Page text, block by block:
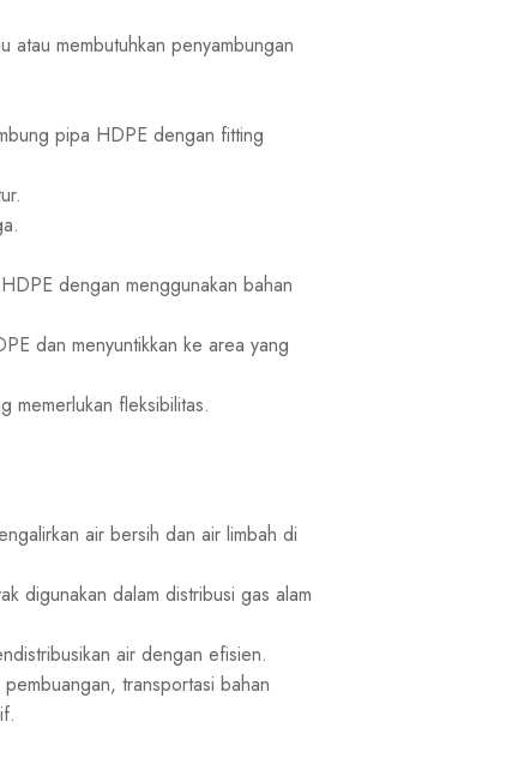
atau membutuhkan penyambungan
pipa HDPE dengan fitting
dengan menggunakan bahan
dan menyuntikkan ke area yang
memerlukan fleksibilitas.
air bersih dan air limbah di
digunakan dalam distribusi gas alam
air dengan efisien.
transportasi bahan